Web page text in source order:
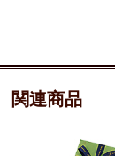
関連商品